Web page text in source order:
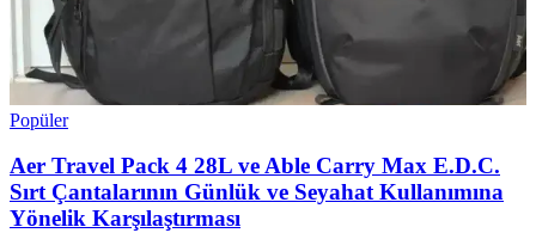
Popüler
Aer Travel Pack 4 28L ve Able Carry Max E.D.C.
Sırt Çantalarının Günlük ve Seyahat Kullanımına
Yönelik Karşılaştırması